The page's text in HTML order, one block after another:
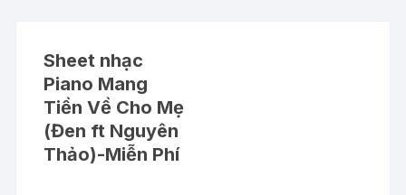
Sheet nhạc
Piano Mang
Tiền Về Cho Mẹ
(Đen ft Nguyên
Thảo)-Miễn Phí